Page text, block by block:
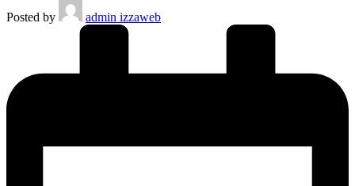
Posted by
admin izzaweb